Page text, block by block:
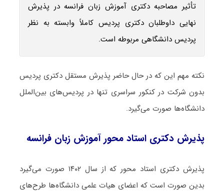
تأثیر مصاحبه دکتری آموزش زبان فرانسه در پذیرش
نهایی داوطلبان دکتری پردیس کاملاً وابسته به نظر
پردیس دانشگاهی مربوطه است.
نکته مهم این که در حال حاضر پذیرش مستقل دکتری پردیس
بدون شرکت در کنکور سراسری تنها در پردیس‌های بین‌الملل
دانشگاه‌ها صورت می‌گیرد.
پذیرش دکتری استاد محور آموزش زبان فرانسه
پذیرش دکتری استاد محور که از سال ۱۴۰۲ صورت می‌گیرد
بدین صورت است که اعضای هیات علمی دانشگاه‌ها طرح‌های